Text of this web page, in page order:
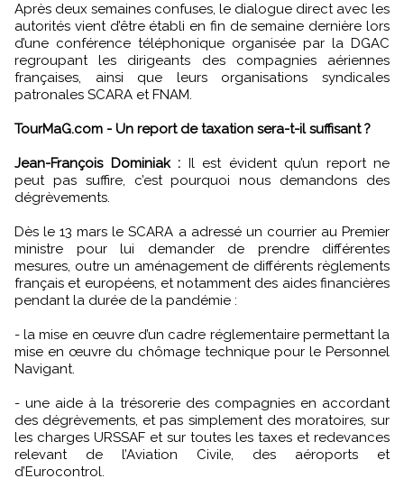
Après deux semaines confuses, le dialogue direct avec les
autorités vient d’être établi en fin de semaine dernière lors
d’une conférence téléphonique organisée par la DGAC
regroupant les dirigeants des compagnies aériennes
françaises, ainsi que leurs organisations syndicales
patronales SCARA et FNAM.
TourMaG.com - Un report de taxation sera-t-il suffisant ?
Jean-François Dominiak : Il est évident qu’un report ne
peut pas suffire, c’est pourquoi nous demandons des
dégrèvements.
Dès le 13 mars le SCARA a adressé un courrier au Premier
ministre pour lui demander de prendre différentes
mesures, outre un aménagement de différents règlements
français et européens, et notamment des aides financières
pendant la durée de la pandémie :
- la mise en œuvre d’un cadre réglementaire permettant la
mise en œuvre du chômage technique pour le Personnel
Navigant.
- une aide à la trésorerie des compagnies en accordant
des dégrèvements, et pas simplement des moratoires, sur
les charges URSSAF et sur toutes les taxes et redevances
relevant de l’Aviation Civile, des aéroports et
d’Eurocontrol.